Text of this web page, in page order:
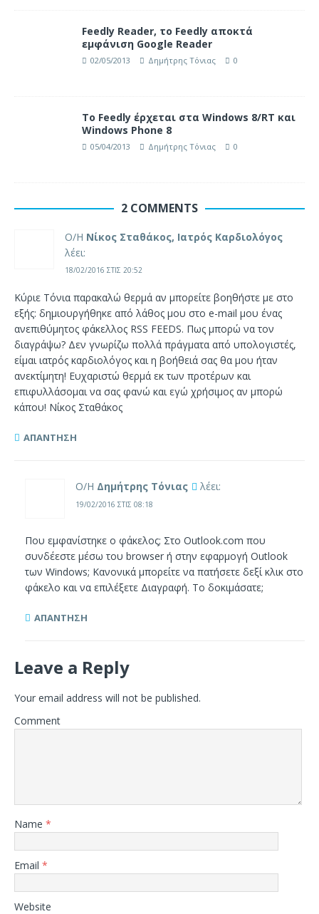
Feedly Reader, το Feedly αποκτά
εμφάνιση Google Reader
02/05/2013 Δημήτρης Τόνιας 0
Το Feedly έρχεται στα Windows 8/RT και
Windows Phone 8
05/04/2013 Δημήτρης Τόνιας 0
2 COMMENTS
Ο/Η Νίκος Σταθάκος, Ιατρός Καρδιολόγος
λέει:
18/02/2016 ΣΤΙΣ 20:52
Κύριε Τόνια παρακαλώ θερμά αν μπορείτε βοηθήστε με στο
εξής: δημιουργήθηκε από λάθος μου στο e-mail μου ένας
ανεπιθύμητος φάκελλος RSS FEEDS. Πως μπορώ να τον
διαγράψω? Δεν γνωρίζω πολλά πράγματα από υπολογιστές,
είμαι ιατρός καρδιολόγος και η βοήθειά σας θα μου ήταν
ανεκτίμητη! Ευχαριστώ θερμά εκ των προτέρων και
επιφυλλάσομαι να σας φανώ και εγώ χρήσιμος αν μπορώ
κάπου! Νίκος Σταθάκος
ΑΠΆΝΤΗΣΗ
Ο/Η Δημήτρης Τόνιας λέει:
19/02/2016 ΣΤΙΣ 08:18
Που εμφανίστηκε ο φάκελος; Στο Outlook.com που
συνδέεστε μέσω του browser ή στην εφαρμογή Outlook
των Windows; Κανονικά μπορείτε να πατήσετε δεξί κλικ στο
φάκελο και να επιλέξετε Διαγραφή. Το δοκιμάσατε;
ΑΠΆΝΤΗΣΗ
Leave a Reply
Your email address will not be published.
Comment
Name *
Email *
Website